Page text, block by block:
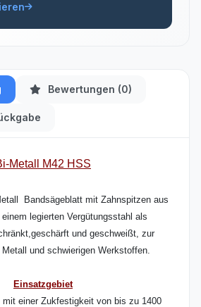
Bewertungen (0)
Metall M42 HSS
Bandsägeblatt mit Zahnspitzen aus
legierten Vergütungsstahl als
und geschweißt, zur
Metall und schwierigen Werkstoffen.
Einsatzgebiet
mit einer Zukfestigkeit von bis zu 1400